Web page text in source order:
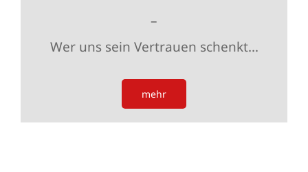
–
Wer uns sein Vertrauen schenkt…
mehr